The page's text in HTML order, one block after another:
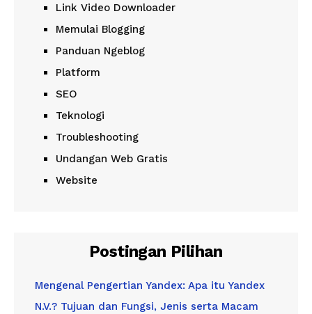
Link Video Downloader
Memulai Blogging
Panduan Ngeblog
Platform
SEO
Teknologi
Troubleshooting
Undangan Web Gratis
Website
Postingan Pilihan
Mengenal Pengertian Yandex: Apa itu Yandex
N.V.? Tujuan dan Fungsi, Jenis serta Macam